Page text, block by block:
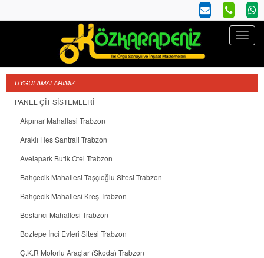
UYGULAMALARIMIZ
PANEL ÇİT SİSTEMLERİ
Akpınar Mahallasi Trabzon
Araklı Hes Santrali Trabzon
Avelapark Butik Otel Trabzon
Bahçecik Mahallesi Taşçıoğlu Sitesi Trabzon
Bahçecik Mahallesi Kreş Trabzon
Bostancı Mahallesi Trabzon
Boztepe İnci Evleri Sitesi Trabzon
Ç.K.R Motorlu Araçlar (Skoda) Trabzon